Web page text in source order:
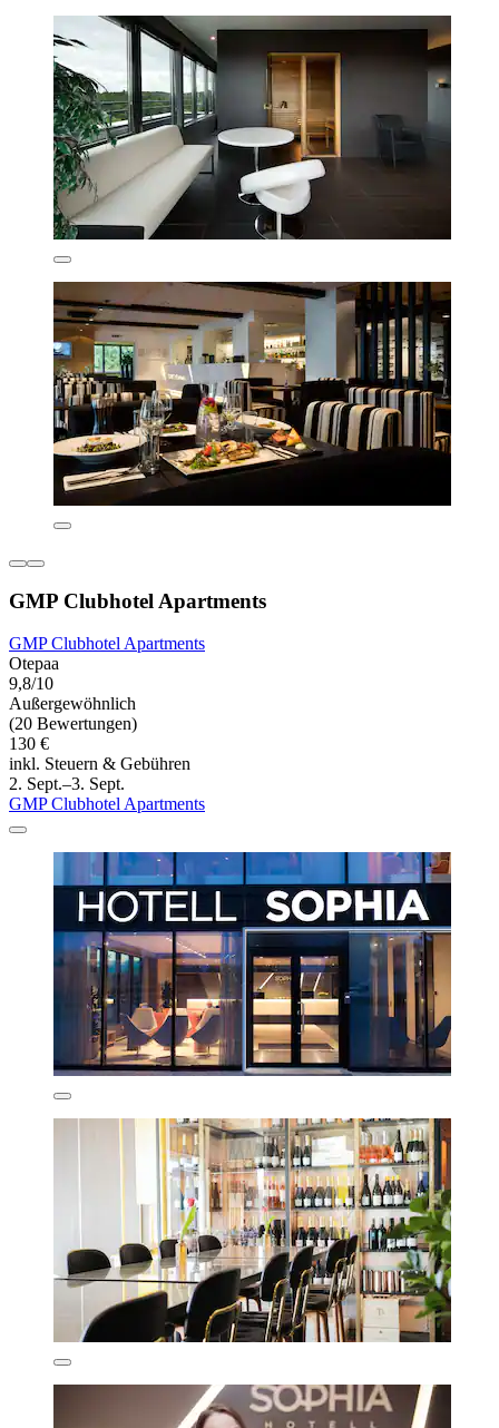
GMP Clubhotel Apartments
GMP Clubhotel Apartments
Otepaa
9,8/10
Außergewöhnlich
(20 Bewertungen)
130 €
inkl. Steuern & Gebühren
2. Sept.–3. Sept.
GMP Clubhotel Apartments